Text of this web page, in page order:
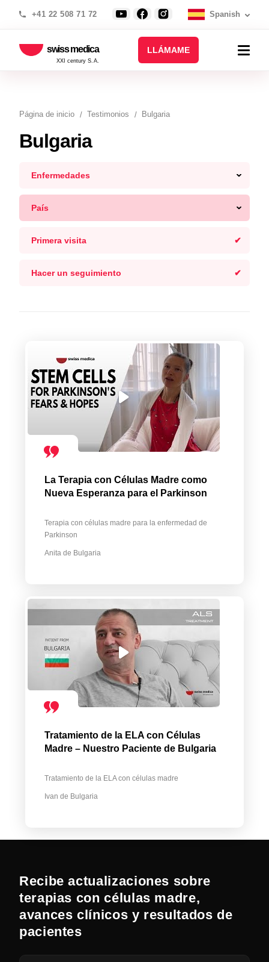
+41 22 508 71 72 Spanish
swiss medica
XXI century S.A.
LLÁMAME
Página de inicio Testimonios Bulgaria
Bulgaria
Enfermedades
País
Primera visita
Hacer un seguimiento
La Terapia con Células Madre como
Nueva Esperanza para el Parkinson
Terapia con células madre para la enfermedad de
Parkinson
Anita de Bulgaria
Tratamiento de la ELA con Células
Madre – Nuestro Paciente de Bulgaria
Tratamiento de la ELA con células madre
Ivan de Bulgaria
Recibe actualizaciones sobre
terapias con células madre,
avances clínicos y resultados de
pacientes